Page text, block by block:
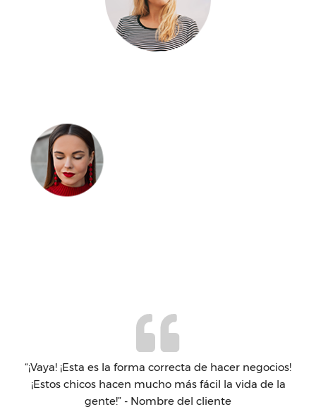
“¡Vaya! ¡Esta es la forma correcta de hacer negocios!
¡Estos chicos hacen mucho más fácil la vida de la
gente!” - Nombre del cliente